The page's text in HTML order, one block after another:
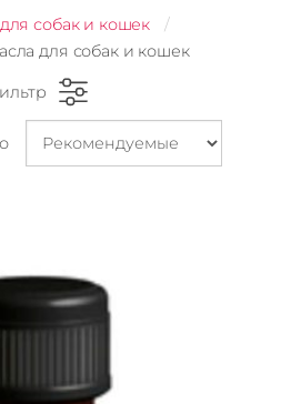
собак и кошек
для собак и кошек